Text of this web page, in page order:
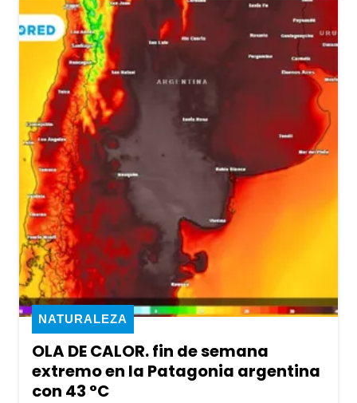
OLA DE CALOR. fin de semana
extremo en la Patagonia argentina
con 43 °C
NATURALEZA